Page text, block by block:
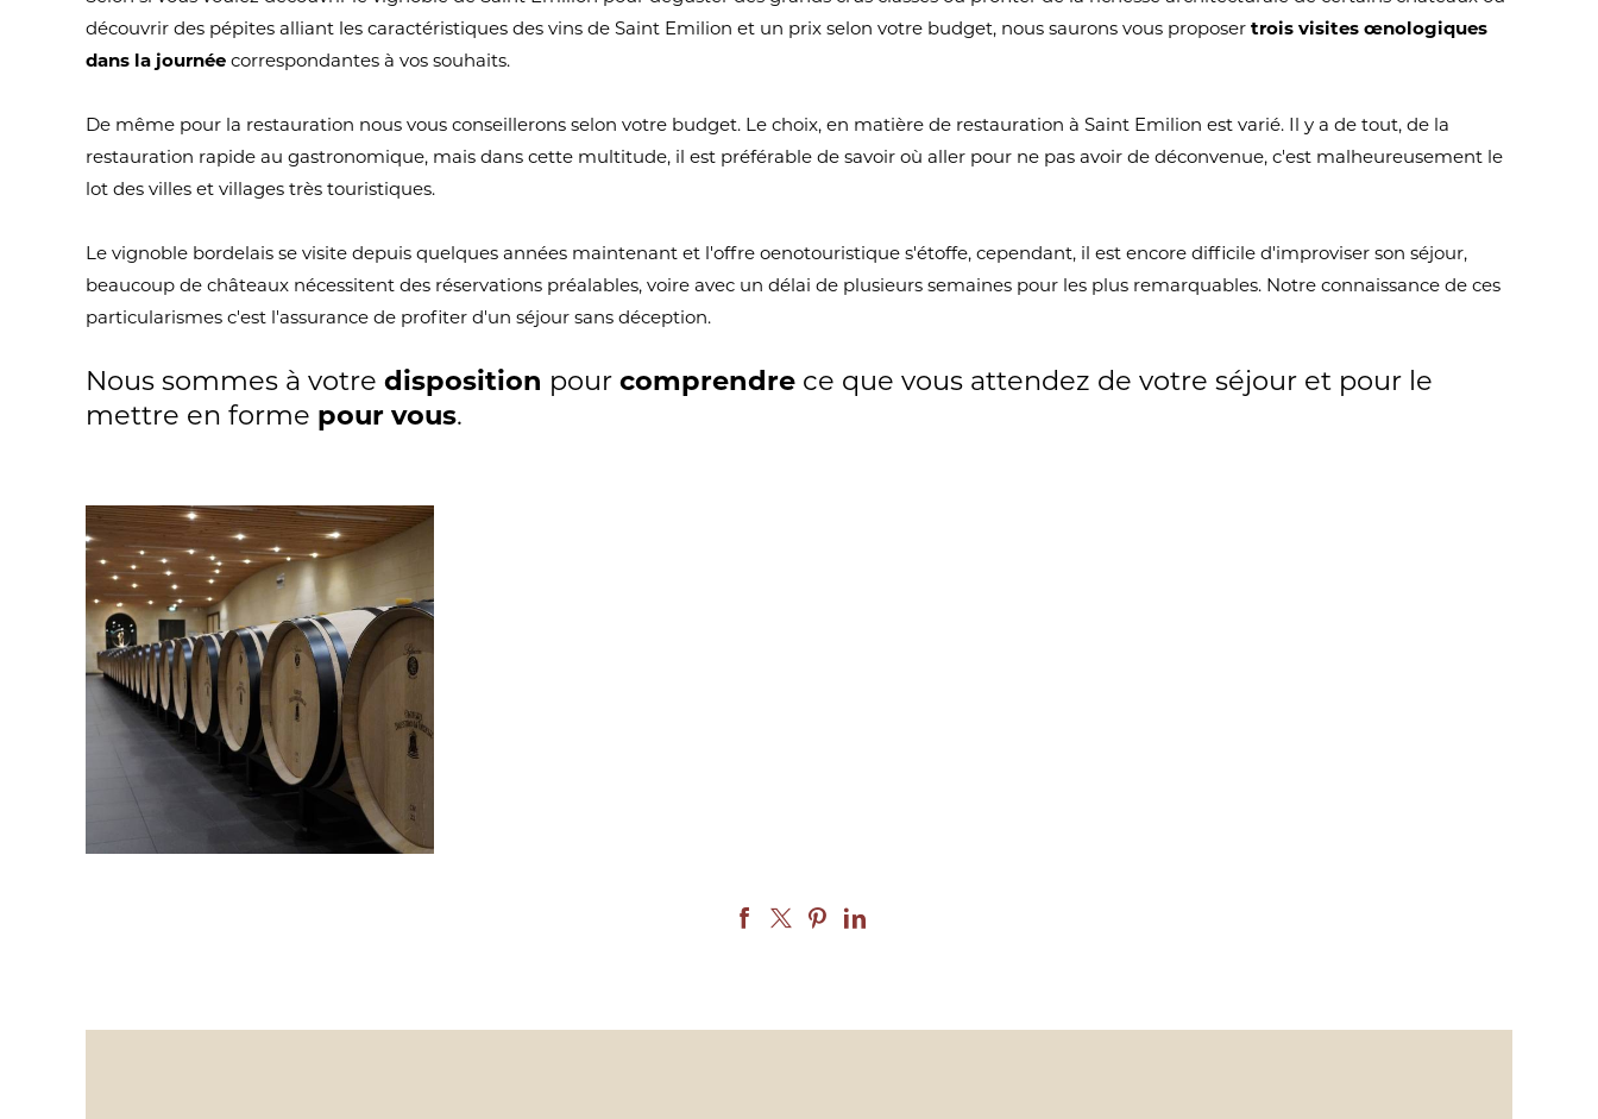
découvrir des pépites alliant les caractéristiques des vins de Saint Emilion et un prix selon votre budget, nous saurons vous proposer trois visites œnologiques
dans la journée correspondantes à vos souhaits.
De même pour la restauration nous vous conseillerons selon votre budget. Le choix, en matière de restauration à Saint Emilion est varié. Il y a de tout, de la
restauration rapide au gastronomique, mais dans cette multitude, il est préférable de savoir où aller pour ne pas avoir de déconvenue, c'est malheureusement le
lot des villes et villages très touristiques.
Le vignoble bordelais se visite depuis quelques années maintenant et l'offre oenotouristique s'étoffe, cependant, il est encore difficile d'improviser son séjour,
beaucoup de châteaux nécessitent des réservations préalables, voire avec un délai de plusieurs semaines pour les plus remarquables. Notre connaissance de ces
particularismes c'est l'assurance de profiter d'un séjour sans déception.
Nous sommes à votre disposition pour comprendre ce que vous attendez de votre séjour et pour le
mettre en forme pour vous.